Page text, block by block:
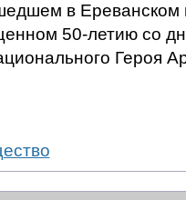
в Ереванском
50-летию со
Героя